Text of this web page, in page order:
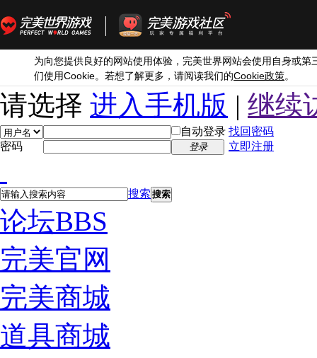
为向您提供良好的网站使用体验，完美世界网站会使用自身或第
们使用Cookie。若想了解更多，请阅读我们的Cookie政策。
请选择 进入手机版 | 继续
自动登录 找回密码
密码
登录 立即注册
搜索 搜索
论坛BBS
完美官网
完美商城
道具商城